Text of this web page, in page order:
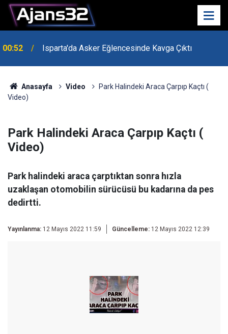
00:52 Isparta'da Asker Eğlencesinde Kavga Çıktı
Anasayfa Video
Park Halindeki Araca Çarpıp Kaçtı (
Video)
Park Halindeki Araca Çarpıp Kaçtı (
Video)
Park halindeki araca çarptıktan sonra hızla
uzaklaşan otomobilin sürücüsü bu kadarına da pes
dedirtti.
Yayınlanma: 12 Mayıs 2022 11:59 Güncelleme: 12 Mayıs 2022 12:39